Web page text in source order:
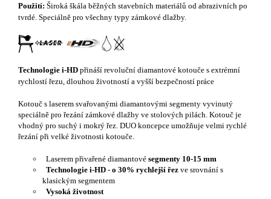
Použití: Široká škála běžných stavebních materiálů od abrazivních po
tvrdé. Speciálně pro všechny typy zámkové dlažby.
Technologie i-HD přináší revoluční diamantové kotouče s extrémní
rychlostí řezu, dlouhou životností a vyšší bezpečností práce
Kotouč s laserem svařovanými diamantovými segmenty vyvinutý
speciálně pro řezání zámkové dlažby ve stolových pilách. Kotouč je
vhodný pro suchý i mokrý řez. DUO koncepce umožňuje velmi rychlé
řezání při velké životnosti kotouče.
Laserem přivařené diamantové segmenty 10-15 mm
Technologie i-HD - o 30% rychlejší řez ve srovnání s
klasickým segmentem
Vysoká životnost